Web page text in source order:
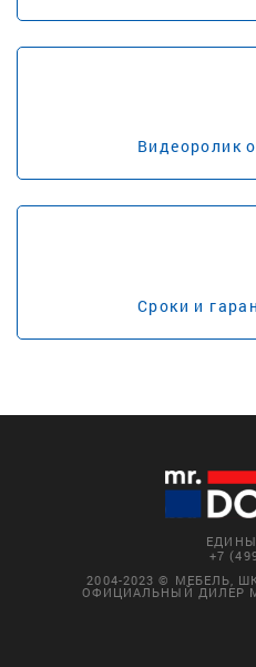
Видеоролик
Сроки и
+7
2004-2023 © МЕБЕЛЬ,
ОФИЦИАЛЬНЫЙ ДИЛЕР